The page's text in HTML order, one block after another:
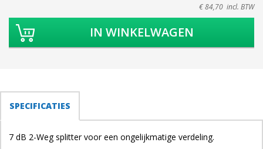
€ 84,70 incl. BTW
SPECIFICATIES
TABBLAD)
7 dB 2-Weg splitter voor een ongelijkmatige verdeling.